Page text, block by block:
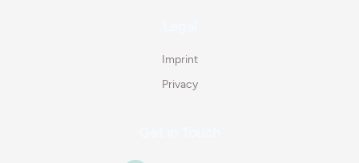
Imprint
Privacy